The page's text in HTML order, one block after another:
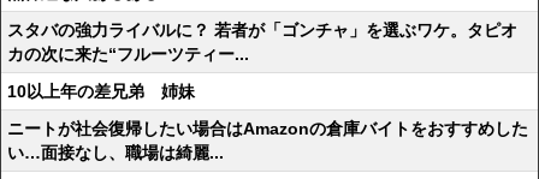
スタバの強力ライバルに？ 若者が「ゴンチャ」を選ぶワケ。タピオ
カの次に来た“フルーツティー...
10以上年の差兄弟 姉妹
ニートが社会復帰したい場合はAmazonの倉庫バイトをおすすめした
い…面接なし、職場は綺麗...